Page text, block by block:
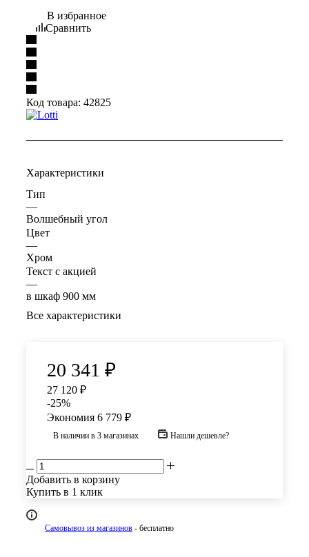
В избранное
Сравнить
Код товара: 42825
Характеристики
Тип
—
Волшебный угол
Цвет
—
Хром
Текст с акцией
—
в шкаф 900 мм
Все характеристики
20 341 ₽
27 120 ₽
-25%
Экономия 6 779 ₽
В наличии в 3 магазинах Нашли дешевле?
Добавить в корзину
Купить в 1 клик
Самовывоз из магазинов - бесплатно